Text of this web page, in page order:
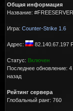
Общая информация
Название:
Игра: Counter-Strike 1.6
Адрес: 82.140.67.197
Статус: Включен
Последнее обновление:
назад
Рейтинг сервера
Глобальный ранг: 760